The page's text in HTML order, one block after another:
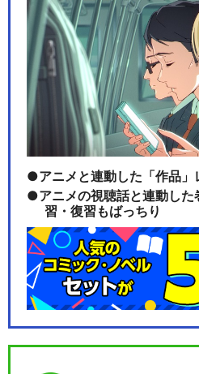
アニメと連動した「作品」
アニメの視聴話と連動し
習・復習もばっちり